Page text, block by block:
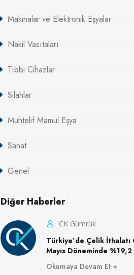
Makinalar ve Elektronik Eşyalar
Nakil Vasıtaları
Tıbbi Cihazlar
Silahlar
Muhtelif Mamul Eşya
Sanat
Genel
Diğer Haberler
CK Gümrük
Türkiye’de Çelik İthalatı
Mayıs Döneminde
Okumaya Devam Et